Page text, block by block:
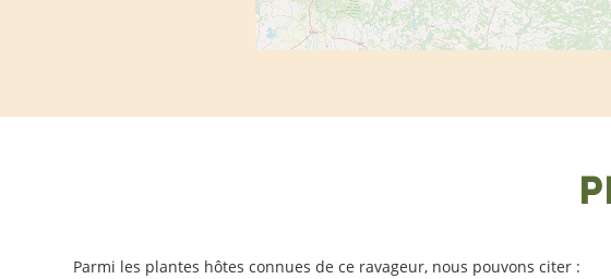
Parmi les plantes hôtes connues de ce ravageur, nous pouvons citer :